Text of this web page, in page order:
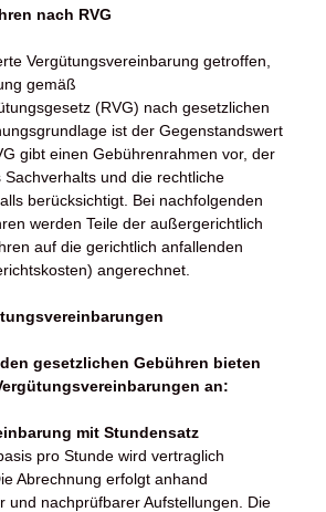
nach RVG
Vergütungsvereinbarung getroffen,
gemäß
(RVG) nach gesetzlichen
ist der Gegenstandswert
gibt einen Gebührenrahmen vor, der
und die rechtliche
berücksichtigt. Bei nachfolgenden
werden Teile der außergerichtlich
auf die gerichtlich anfallenden
angerechnet.
gesetzlichen Gebühren bieten
an:
mit Stundensatz
pro Stunde wird vertraglich
Abrechnung erfolgt anhand
und nachprüfbarer Aufstellungen. Die